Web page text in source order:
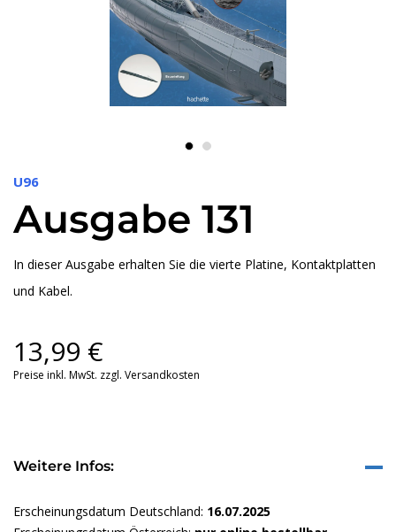
U96
Ausgabe 131
In dieser Ausgabe erhalten Sie die vierte Platine, Kontaktplatten
und Kabel.
13,99 €
Preise inkl. MwSt. zzgl. Versandkosten
Weitere Infos:
Erscheinungsdatum Deutschland: 16.07.2025